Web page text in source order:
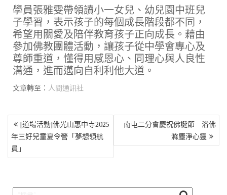
學員張雅雯帶領讀小一女兒、幼兒園中班兒
子學習，表示孩子的每個成長階段都不同，
希望用關愛及陪伴教育孩子正向成長。藉由
參加佛教團體活動，讓孩子從中學會專心及
尊師重道，懂得用感恩心、同理心與人良性
溝通，進而邁向自利利他大道。
文章轉至： 人間通訊社
文
章
導
覽
[道場活動]佛光山惠中寺2025
年三好兒童夏令營「夢想領航
員」
南屯二分會慶祝佛誕節 浴佛
滌塵淨心靈